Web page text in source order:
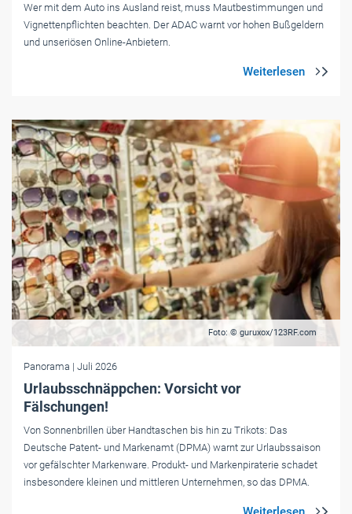
Wer mit dem Auto ins Ausland reist, muss Mautbestimmungen und
Vignettenpflichten beachten. Der ADAC warnt vor hohen Bußgeldern
und unseriösen Online-Anbietern.
Foto: © guruxox/123RF.com
Panorama | Juli 2026
Urlaubsschnäppchen: Vorsicht vor
Fälschungen!
Von Sonnenbrillen über Handtaschen bis hin zu Trikots: Das
Deutsche Patent- und Markenamt (DPMA) warnt zur Urlaubssaison
vor gefälschter Markenware. Produkt- und Markenpiraterie schadet
insbesondere kleinen und mittleren Unternehmen, so das DPMA.